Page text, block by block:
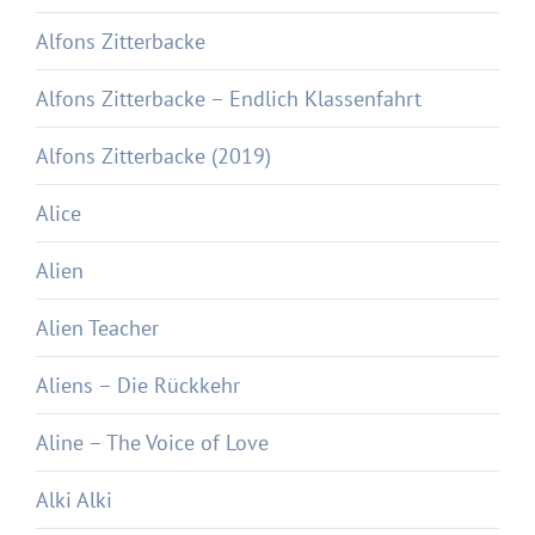
Alfons Zitterbacke
Alfons Zitterbacke – Endlich Klassenfahrt
Alfons Zitterbacke (2019)
Alice
Alien
Alien Teacher
Aliens – Die Rückkehr
Aline – The Voice of Love
Alki Alki